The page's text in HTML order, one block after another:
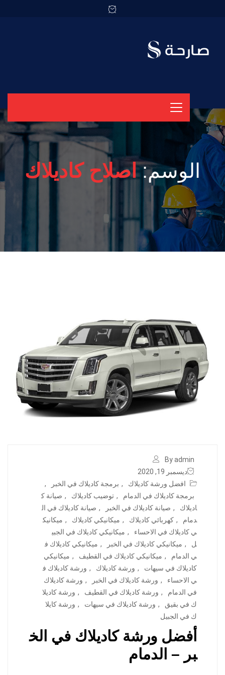
الوسم:اصلاح كاديلاك
By admin
ديسمبر 19, 2020
افضل ورشة كاديلاك
, برمجة كاديلاك في الخبر
,
برمجة كاديلاك في الدمام
, توضيب كاديلاك , صيانة ك
اديلاك
, صيانة كاديلاك في الخبر , صيانة كاديلاك في ال
دمام
, كهربائي كاديلاك , ميكانيكي كاديلاك , ميكانيك
ي كاديلاك في الاحساء
, ميكانيكي كاديلاك في الجبي
ل
, ميكانيكي كاديلاك في الخبر , ميكانيكي كاديلاك ف
ي الدمام
, ميكانيكي كاديلاك في القطيف , ميكانيكي
كاديلاك في سيهات
, ورشة كاديلاك , ورشة كاديلاك ف
ي الاحساء
, ورشة كاديلاك في الخبر , ورشة كاديلاك
في الدمام
, ورشة كاديلاك في القطيف , ورشة كاديلا
ك في بقيق
, ورشة كاديلاك في سيهات , ورشة كايلا
ك في الجبيل
أفضل ورشة كاديلاك في الخ
بر – الدمام